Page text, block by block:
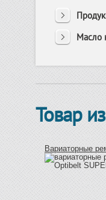
Масло
Товар
Вариаторные